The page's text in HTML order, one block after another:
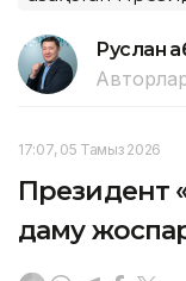
Руслан
17:07, 05 Тамыз 2026
Президент
даму